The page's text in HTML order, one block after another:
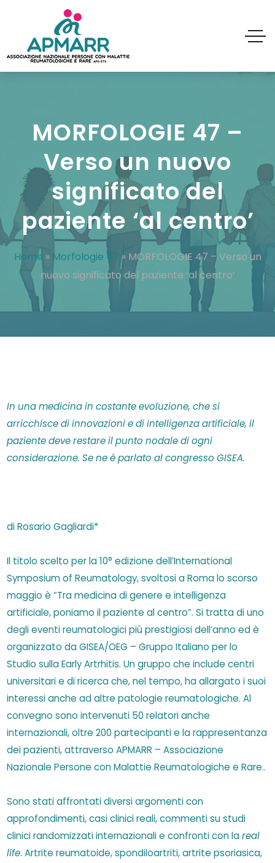
MORFOLOGIE 47 –
Verso un nuovo
significato del
paziente ‘al centro’
Home » Morfologie 47» MORFOLOGIE 47 – Verso un
nuovo significato del paziente ‘al centro’
In una medicina in costante evoluzione, che si
arricchisce di innovazioni e di intelligenza artificiale, il
paziente deve restare il punto nodale di ogni
considerazione. Se ne è parlato al congresso GISEA.
di Rosario Gagliardi*
Il titolo scelto per la 10° edizione dell’International
Symposium of Reumatology, svoltosi a Roma lo scorso
maggio è “Tra medicina di genere e intelligenza
artificiale, poniamo il paziente al centro”. Si tratta di uno
degli eventi reumatologici più prestigiosi dell’anno ed è
organizzato da GISEA/OEG – Gruppo Italiano per lo
Studio sulla Early Artrhitis. Un gruppo che include centri
universitari e di ricerca che, nel tempo, ha allargato i suoi
interessi anche ad altre patologie reumatologiche. Al
convegno sono intervenuti 50 relatori anche
internazionali, oltre 200 partecipanti e la rappresentanza
dei pazienti, attraverso APMARR – Associazione
Nazionale Persone con Malattie Reumatologiche e Rare..
Sono stati affrontati diversi argomenti con
approfondimenti, casi clinici reali, commenti su studi
clinici randomizzati internazionali e confronti con lareal
life. Artrite reumatoide, spondiloartriti, artrite psoriasica,